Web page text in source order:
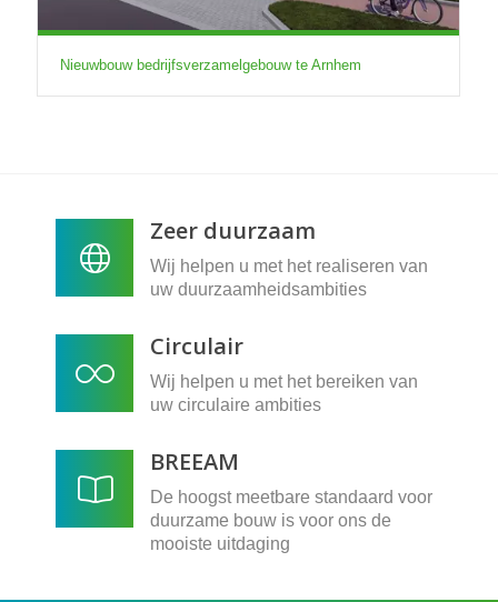
Nieuwbouw bedrijfsverzamelgebouw te Arnhem
Zeer duurzaam
Wij helpen u met het realiseren van
uw duurzaamheidsambities
Circulair
Wij helpen u met het bereiken van
uw circulaire ambities
BREEAM
De hoogst meetbare standaard voor
duurzame bouw is voor ons de
mooiste uitdaging